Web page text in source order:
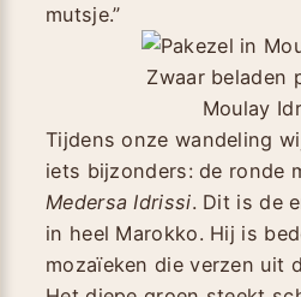
mutsje.”
Zwaar beladen
Moulay
Tijdens onze wandeling
iets bijzonders: de ronde
Medersa Idrissi. Dit is de
in heel Marokko. Hij is
mozaïeken die verzen uit